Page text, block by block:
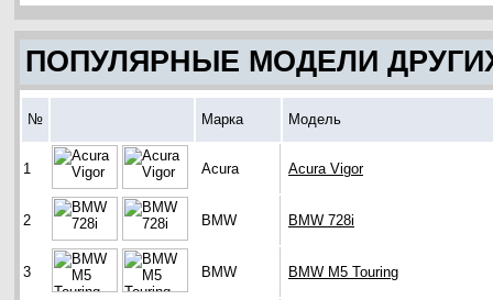
ПОПУЛЯРНЫЕ МОДЕЛИ
№ Марка Модель
1 Acura Acura Vigor
2 BMW BMW 728i
3 BMW BMW M5 Touring